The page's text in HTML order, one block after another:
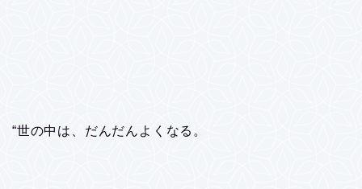
“世の中は、だんだんよくなる。